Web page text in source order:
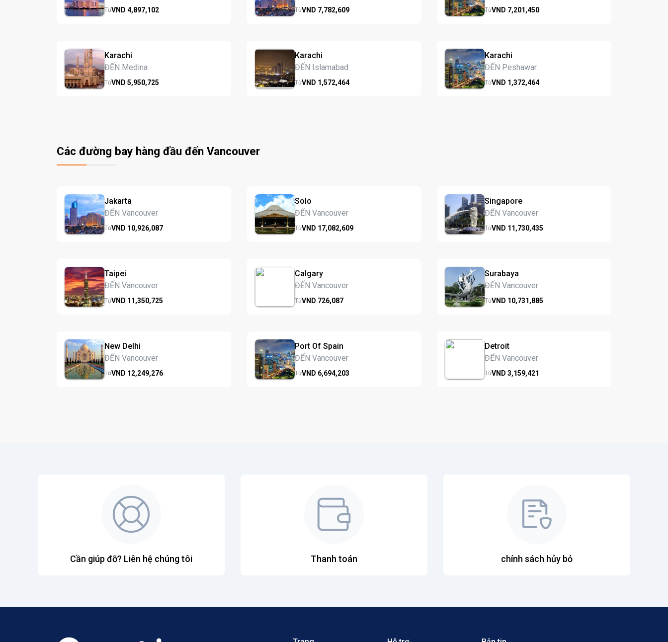
TừVND 4,897,102 TừVND 7,782,609 TừVND 7,201,450
Karachi
ĐẾN Medina
TừVND 5,950,725
Karachi
ĐẾN Islamabad
TừVND 1,572,464
Karachi
ĐẾN Peshawar
TừVND 1,372,464
Các đường bay hàng đầu đến Vancouver
Jakarta
ĐẾN Vancouver
TừVND 10,926,087
Solo
ĐẾN Vancouver
TừVND 17,082,609
Singapore
ĐẾN Vancouver
TừVND 11,730,435
Taipei
ĐẾN Vancouver
TừVND 11,350,725
Calgary
ĐẾN Vancouver
TừVND 726,087
Surabaya
ĐẾN Vancouver
TừVND 10,731,885
New Delhi
ĐẾN Vancouver
TừVND 12,249,276
Port Of Spain
ĐẾN Vancouver
TừVND 6,694,203
Detroit
ĐẾN Vancouver
TừVND3,159,421
Cần giúp đỡ? Liên hệ chúng tôi Thanh toán chính sách hủy bỏ